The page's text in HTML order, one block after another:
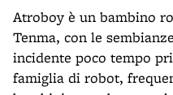
Atroboy è un bambino
Tenma, con le
incidente poco tempo
famiglia di robot,